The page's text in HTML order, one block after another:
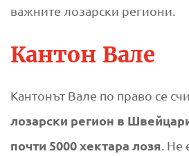
важните лозарски региони.
Кантон Вале
Кантонът Вале по право се
лозарски регион в
почти 5000 хектара лозя .